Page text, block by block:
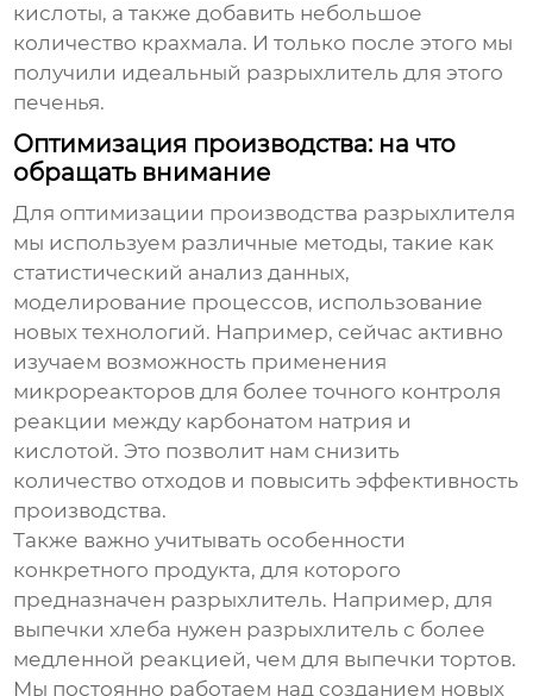
кислоты, а также добавить небольшое
количество крахмала. И только после этого мы
получили идеальный разрыхлитель для этого
печенья.
Оптимизация производства: на что
обращать внимание
Для оптимизации производства разрыхлителя
мы используем различные методы, такие как
статистический анализ данных,
моделирование процессов, использование
новых технологий. Например, сейчас активно
изучаем возможность применения
микрореакторов для более точного контроля
реакции между карбонатом натрия и
кислотой. Это позволит нам снизить
количество отходов и повысить эффективность
производства.
Также важно учитывать особенности
конкретного продукта, для которого
предназначен разрыхлитель. Например, для
выпечки хлеба нужен разрыхлитель с более
медленной реакцией, чем для выпечки тортов.
Мы постоянно работаем над созданием новых